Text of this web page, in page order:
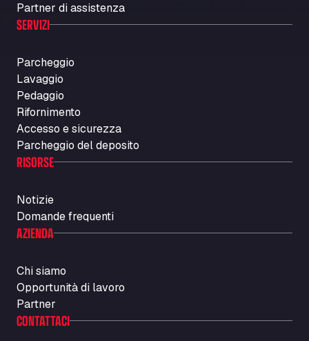
Partner di assistenza
SERVIZI
Parcheggio
Lavaggio
Pedaggio
Rifornimento
Accesso e sicurezza
Parcheggio del deposito
RISORSE
Notizie
Domande frequenti
AZIENDA
Chi siamo
Opportunità di lavoro
Partner
CONTATTACI